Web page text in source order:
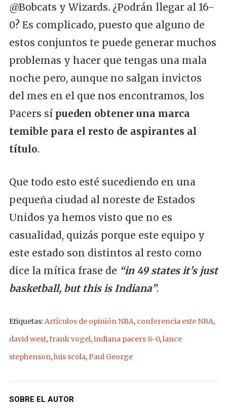
@Bobcats y Wizards. ¿Podrán llegar al 16-
0? Es complicado, puesto que alguno de
estos conjuntos te puede generar muchos
problemas y hacer que tengas una mala
noche pero, aunque no salgan invictos
del mes en el que nos encontramos, los
Pacers sí pueden obtener una marca
temible para el resto de aspirantes al
título.
Que todo esto esté sucediendo en una
pequeña ciudad al noreste de Estados
Unidos ya hemos visto que no es
casualidad, quizás porque este equipo y
este estado son distintos al resto como
dice la mítica frase de “in 49 states it’s just
basketball, but this is Indiana”.
Etiquetas:Artículos de opinión NBA, conferencia este NBA,
david west,frank vogel,indiana pacers 8-0,lance
stephenson,luis scola,Paul George
SOBRE EL AUTOR